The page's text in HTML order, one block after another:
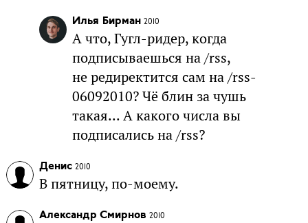
Илья Бирман 2010
А что, Гугл-ридер, когда
подписываешься на /rss,
не редиректится сам на /rss-
06092010? Чё блин за чушь
такая... А какого числа вы
подписались на /rss?
Денис 2010
В пятницу, по-моему.
Александр Смирнов 2010